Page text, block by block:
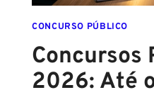
CONCURSO PÚBLICO
Concursos
2026: Até